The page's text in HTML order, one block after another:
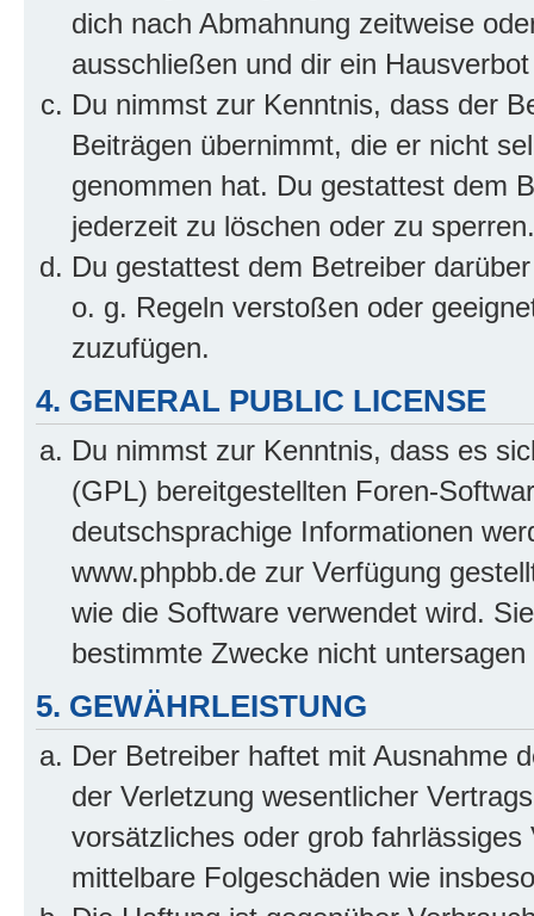
dich nach Abmahnung zeitweise
ausschließen und dir ein
Du nimmst zur Kenntnis, dass der
Beiträgen übernimmt, die er nicht
genommen hat. Du gestattest dem
jederzeit zu löschen oder zu sperren.
Du gestattest dem Betreiber
o. g. Regeln verstoßen oder
zuzufügen.
4. GENERAL PUBLIC LICENSE
Du nimmst zur Kenntnis, dass es
(GPL) bereitgestellten Foren-
deutschsprachige Informationen
www.phpbb.de zur Verfügung
wie die Software verwendet wird.
bestimmte Zwecke nicht
5. GEWÄHRLEISTUNG
Der Betreiber haftet mit Ausnahme
der Verletzung wesentlicher
vorsätzliches oder grob
mittelbare Folgeschäden wie